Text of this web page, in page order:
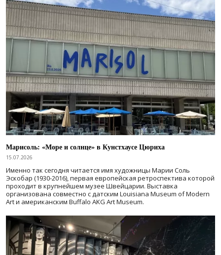
Марисоль: «Море и солнце» в Кунстхаусе Цюриха
15.07.2026
Именно так сегодня читается имя художницы Марии Соль
Эскобар (1930-2016), первая европейская ретроспектива которой
проходит в крупнейшем музее Швейцарии. Выставка
организована совместно с датским Louisiana Museum of Modern
Art и американским Buffalo AKG Art Museum.